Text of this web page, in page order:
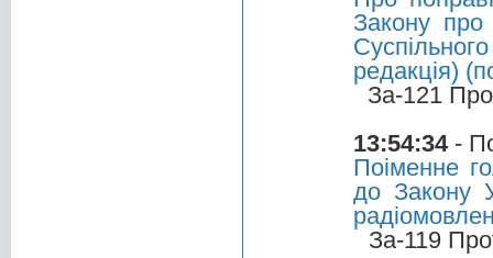
Закону
редакція)
За-121
13:54:34-
Поіменне
до Закону
За-119